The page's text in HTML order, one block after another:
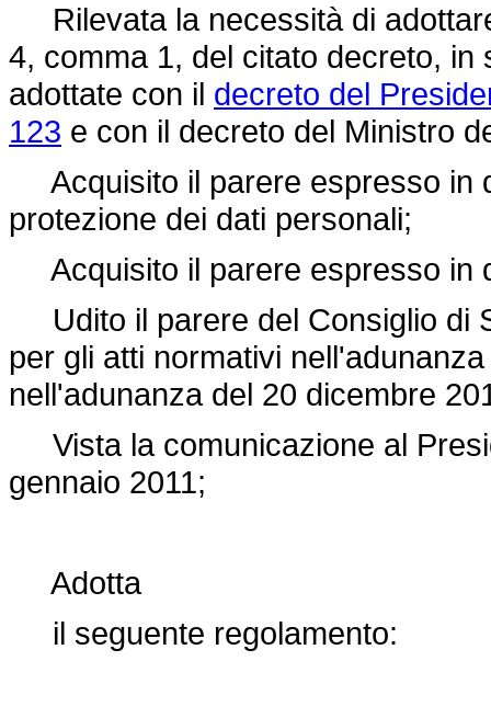
Rilevata la necessità di
4, comma 1, del citato decreto,
adottate con il decreto del
123 e con il decreto del Ministro
Acquisito il parere espresso in
protezione dei dati personali;
Acquisito il parere espresso in
Udito il parere del Consiglio di
per gli atti normativi
nell'adunanza del 20 dicembre
Vista la comunicazione al
gennaio 2011;
Adotta
il seguente regolamento: